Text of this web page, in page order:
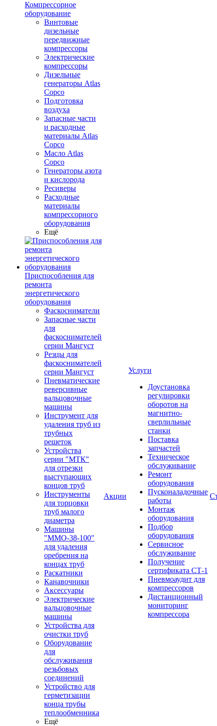
Компрессорное
оборудование
Винтовые
дизельные
передвижные
компрессоры
Электрические
компрессоры
Дизельные
генераторы Atlas
Copco
Подготовка
воздуха
Запасные части
и расходные
материалы Atlas
Copco
Масло Atlas
Copco
Генераторы азота
и кислорода
Ресиверы
Расходные
материалы
компрессорного
оборудования
Ещё
Приспособления для
ремонта
энергетического
оборудования
Фаскосниматели
Запасные части
для
фаскоснимателей
серии Мангуст
Резцы для
фаскоснимателей
серии Мангуст
Пневматические
реверсивные
вальцовочные
машины
Инструмент для
удаления труб из
трубных
решеток
Устройства
серии "МТК"
для отрезки
выступающих
концов труб
Инструменты
для торцовки
труб малого
диаметра
Машины
"ММО-38-100"
для удаления
оребрения на
концах труб
Раскатники
Канавочники
Аксессуары
Электрические
вальцовочные
машины
Устройства для
очистки труб
Оборудование
для
обслуживания
резьбовых
соединений
Устройство для
герметизации
конца трубы
теплообменника
Ещё
Акции
Услуги
Доустановка
регулировки
оборотов на
магнитно-
сверлильные
станки
Поставка
запчастей
Техническое
обслуживание
Ремонт
оборудования
Пусконаладочные
работы
Монтаж
оборудования
Подбор
оборудования
Сервисное
обслуживание
Получение
сертификата СТ-1
Пневмоаудит для
компрессоров
Дистанционный
мониторинг
компрессора